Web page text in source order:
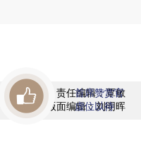
责任编辑：覃敏
版面编辑：刘明晖
首席赞赏官
虚位以待